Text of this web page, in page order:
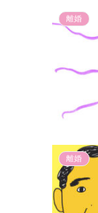
離婚
離婚